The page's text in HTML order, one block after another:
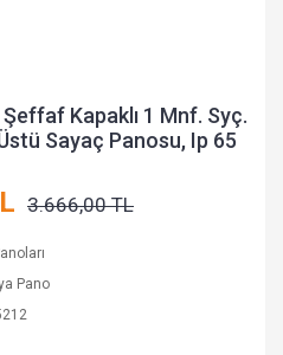
Kapaklı 1 Mnf. Syç.
Sayaç Panosu, Ip 65
3.666,00 TL
Pano